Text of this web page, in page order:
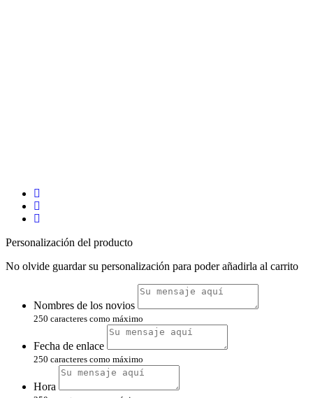
Personalización del producto
No olvide guardar su personalización para poder añadirla al carrito
Nombres de los novios
250 caracteres como máximo
Fecha de enlace
250 caracteres como máximo
Hora